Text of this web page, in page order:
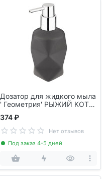
Дозатор для жидкого мыла
' Геометрия' РЫЖИЙ КОТ
374 ₽
Нет отзывов
Под заказ 4-5 дней